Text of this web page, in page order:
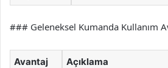
### Geleneksel Kumanda Kullanım
Avantaj Açıklama